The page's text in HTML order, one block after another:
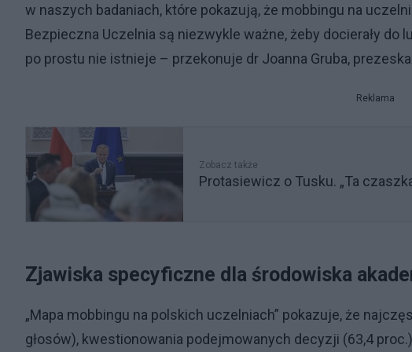
w naszych badaniach, które pokazują, że mobbingu na
Bezpieczna Uczelnia są niezwykle ważne, żeby docierały do
po prostu nie istnieje – przekonuje dr Joanna Gruba,
Reklama
Zobacz także
Protasiewicz o Tusku. „Ta
Zjawiska specyficzne dla środowiska
„Mapa mobbingu na polskich uczelniach” pokazuje, że
głosów), kwestionowania podejmowanych decyzji (63,4